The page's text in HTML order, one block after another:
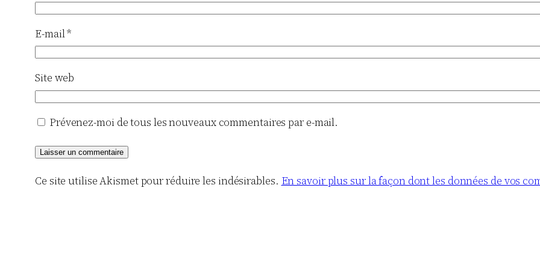
E-mail*
Site web
Prévenez-moi de tous les nouveaux commentaires par e-mail.
Ce site utilise Akismet pour réduire les indésirables. En savoir plus sur la façon dont les données de vos